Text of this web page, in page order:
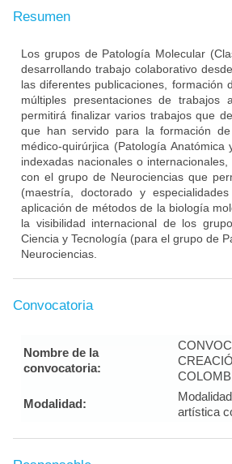
Resumen
Los grupos de Patología Molecular
desarrollando trabajo colaborativo
las diferentes publicaciones,
múltiples presentaciones de
permitirá finalizar varios trabajos que
que han servido para la formación
médico-quirúrjica (Patología
indexadas nacionales o
con el grupo de Neurociencias que
(maestría, doctorado y
aplicación de métodos de la biología
la visibilidad internacional de los
Ciencia y Tecnología (para el grupo de
Neurociencias.
Convocatoria
Nombre de la
convocatoria:
Modalidad:
artística